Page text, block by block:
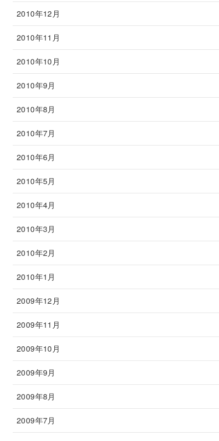
2010年12月
2010年11月
2010年10月
2010年9月
2010年8月
2010年7月
2010年6月
2010年5月
2010年4月
2010年3月
2010年2月
2010年1月
2009年12月
2009年11月
2009年10月
2009年9月
2009年8月
2009年7月